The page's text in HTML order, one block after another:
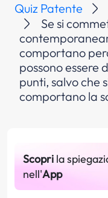
Quiz Patente
Se si
comportano
possono essere
punti, salvo che
comportano la
Scopri la
nell'App